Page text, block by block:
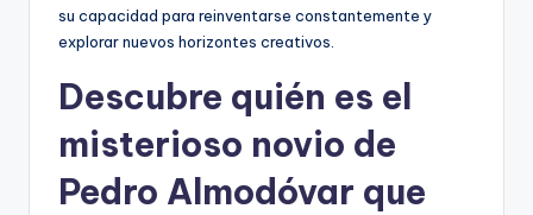
su capacidad para reinventarse constantemente y
explorar nuevos horizontes creativos.
Descubre quién es el
misterioso novio de
Pedro Almodóvar que